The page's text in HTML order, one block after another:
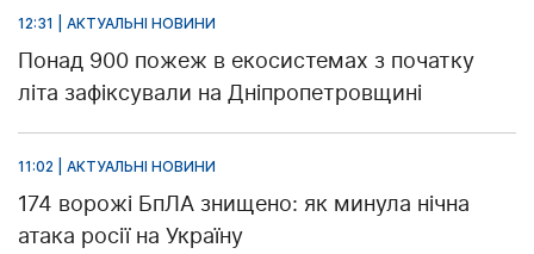
12:31 | АКТУАЛЬНІ НОВИНИ
Понад 900 пожеж в екосистемах з початку
літа зафіксували на Дніпропетровщині
11:02 | АКТУАЛЬНІ НОВИНИ
174 ворожі БпЛА знищено: як минула нічна
атака росії на Україну